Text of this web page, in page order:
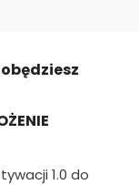
1.0 do